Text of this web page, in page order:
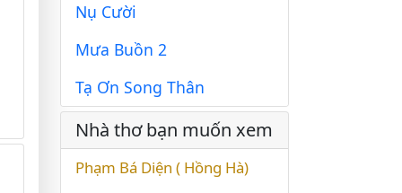
Nụ Cười
Mưa Buồn 2
Tạ Ơn Song Thân
Nhà thơ bạn muốn xem
Phạm Bá Diện ( Hồng Hà)